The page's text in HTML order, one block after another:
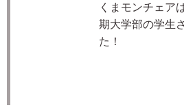
くまモンチェア
期大学部の学生
た！